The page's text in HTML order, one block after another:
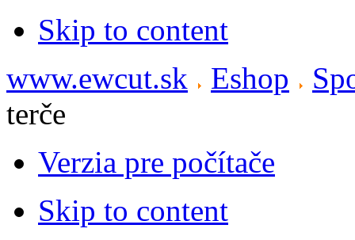
Skip to content
www.ewcut.sk
Eshop
terče
Verzia pre počítače
Skip to content